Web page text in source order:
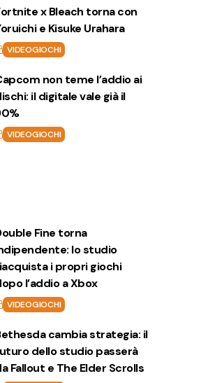
x Bleach torna con
e Kisuke Urahara
VIDEOGIOCHI
non teme l’addio ai
il digitale vale già il
VIDEOGIOCHI
Fine torna
lo studio
i propri giochi
l’addio a Xbox
VIDEOGIOCHI
cambia strategia: il
dello studio passerà
Fallout e The Elder Scrolls